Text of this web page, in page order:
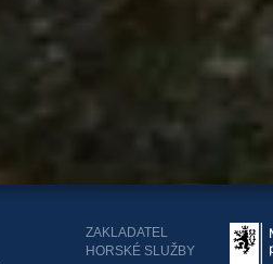
ZAKLADATEL
HORSKÉ SLUŽBY